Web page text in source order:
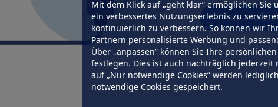
Mit dem Klick auf „geht klar” ermöglichen Sie
ein verbessertes Nutzungserlebnis zu
kontinuierlich zu verbessern. So können wir
Partnern personalisierte Werbung und
Über „anpassen” können Sie Ihre
festlegen. Dies ist auch nachträglich jederzeit
auf „Nur notwendige Cookies” werden
notwendige Cookies gespeichert.
erneut